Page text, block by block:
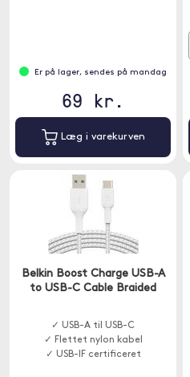
Er på lager, sendes på mandag
69 kr.
Læg i varekurven
Belkin Boost Charge USB-A
to USB-C Cable Braided
✓ USB-A til USB-C
✓ Flettet nylon kabel
✓ USB-IF certificeret